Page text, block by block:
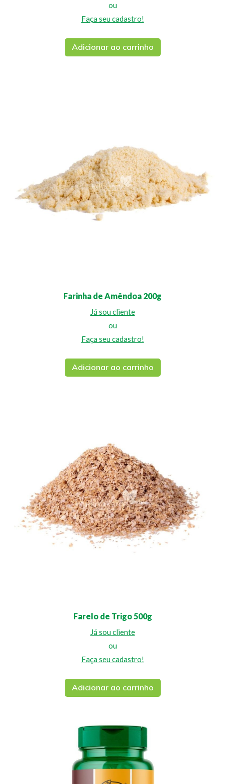
ou
Faça seu cadastro!
Adicionar ao carrinho
Farinha de Amêndoa 200g
Já sou cliente
ou
Faça seu cadastro!
Adicionar ao carrinho
Farelo de Trigo 500g
Já sou cliente
ou
Faça seu cadastro!
Adicionar ao carrinho